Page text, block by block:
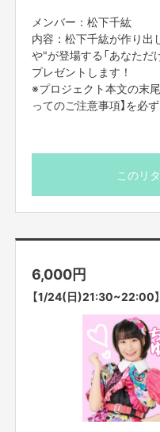
・コミュニケーションには「Zoom
用できる環境を整えていただき、
・参加方法は支援者の方に、リ
別にご記入いただいたメールア
間を厳守して下さい。遅れると
・コンプライアンスの観点から
会運動等標ぼうゴロ、特殊知能
を保証します。
プロジェクト実施前及び実施
でもプロジェクトの実行を中止
・二次利用の目的や、有料イベ
は基本的に全てNGとします。
・参加する権利の転売や譲渡は
のみが参加できます。
メンバー：松下千紘
内容：松下千紘が作り出
や"が登場する「あなただ
プレゼントします！
※プロジェクト本文の末
ってのご注意事項】を必
このリ
6,000円
【1/24(日)21:30~22:00